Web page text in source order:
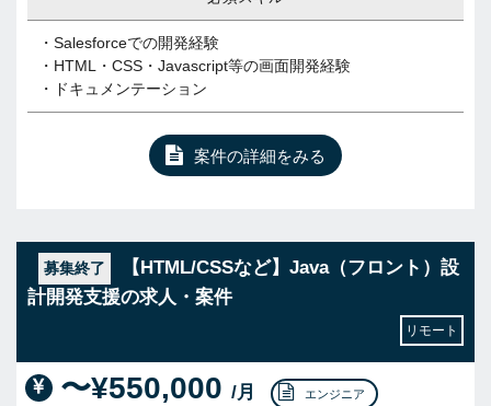
・Salesforceでの開発経験
・HTML・CSS・Javascript等の画面開発経験
・ドキュメンテーション
案件の詳細をみる
募集終了
【HTML/CSSなど】Java（フロント）設
計開発支援の求人・案件
リモート
〜¥550,000 /月 エンジニア